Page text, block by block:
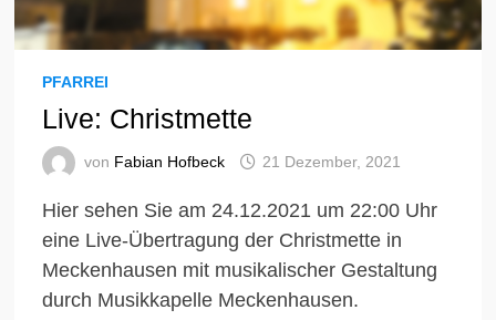
PFARREI
Live: Christmette
von Fabian Hofbeck 21 Dezember, 2021
Hier sehen Sie am 24.12.2021 um 22:00 Uhr
eine Live-Übertragung der Christmette in
Meckenhausen mit musikalischer Gestaltung
durch Musikkapelle Meckenhausen.